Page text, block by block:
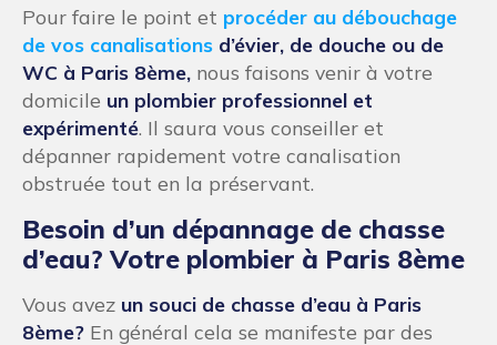
Pour faire le point et procéder au débouchage
de vos canalisations d’évier, de douche ou de
WC à Paris 8ème, nous faisons venir à votre
domicile un plombier professionnel et
expérimenté. Il saura vous conseiller et
dépanner rapidement votre canalisation
obstruée tout en la préservant.
Besoin d’un dépannage de chasse
d’eau? Votre plombier à Paris 8ème
Vous avez un souci de chasse d’eau à Paris
8ème? En général cela se manifeste par des